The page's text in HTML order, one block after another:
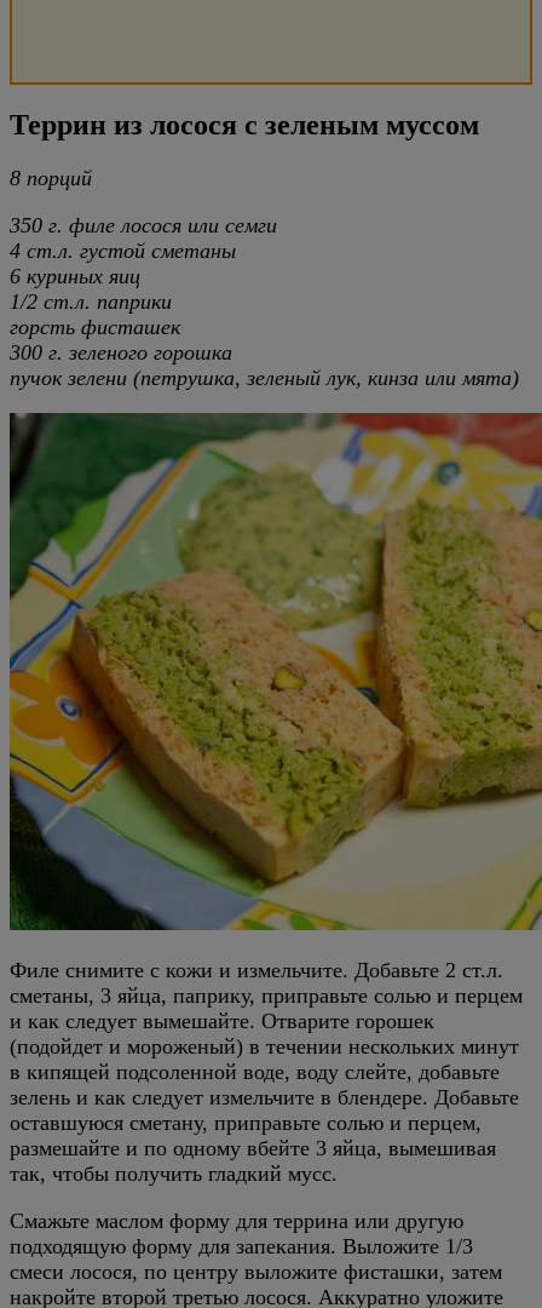
Террин из лосося с зеленым муссом
8 порций
350 г. филе лосося или семги
4 ст.л. густой сметаны
6 куриных яиц
1/2 ст.л. паприки
горсть фисташек
300 г. зеленого горошка
пучок зелени (петрушка, зеленый лук, кинза или мята)
Филе снимите с кожи и измельчите. Добавьте 2 ст.л.
сметаны, 3 яйца, паприку, приправьте солью и перцем
и как следует вымешайте. Отварите горошек
(подойдет и мороженый) в течении нескольких минут
в кипящей подсоленной воде, воду слейте, добавьте
зелень и как следует измельчите в блендере. Добавьте
оставшуюся сметану, приправьте солью и перцем,
размешайте и по одному вбейте 3 яйца, вымешивая
так, чтобы получить гладкий мусс.
Смажьте маслом форму для террина или другую
подходящую форму для запекания. Выложите 1/3
смеси лосося, по центру выложите фисташки, затем
накройте второй третью лосося. Аккуратно уложите